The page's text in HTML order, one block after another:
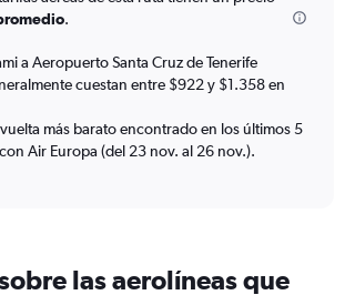
.
a Aeropuerto Santa Cruz de Tenerife
cuestan entre $922 y $1.358 en
más barato encontrado en los últimos 5
Air Europa (del 23 nov. al 26 nov.).
las aerolíneas que